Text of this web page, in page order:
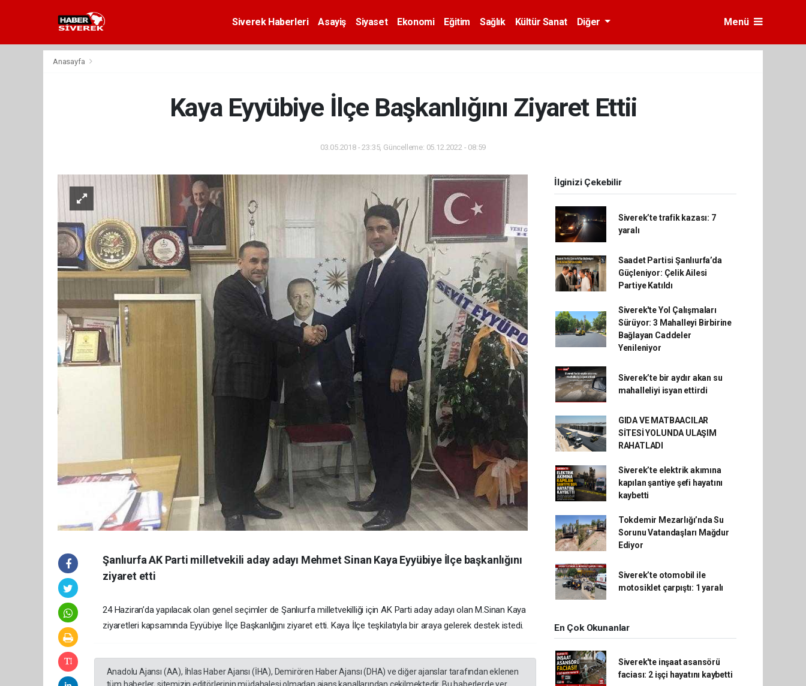
Siverek Haberleri Asayiş Siyaset Ekonomi Eğitim Sağlık Kültür Sanat Diğer Menü
Anasayfa
Kaya Eyyübiye İlçe Başkanlığını Ziyaret Ettii
03.05.2018 - 23:35, Güncelleme: 05.12.2022 - 08:59
Şanlıurfa AK Parti milletvekili aday adayı Mehmet Sinan Kaya Eyyübiye İlçe başkanlığını
ziyaret etti
24 Haziran’da yapılacak olan genel seçimler de Şanlıurfa milletvekilliği için AK Parti aday adayı olan M.Sinan Kaya
ziyaretleri kapsamında Eyyübiye İlçe Başkanlığını ziyaret etti. Kaya İlçe teşkilatıyla bir araya gelerek destek istedi.
Anadolu Ajansı (AA), İhlas Haber Ajansı (İHA), Demirören Haber Ajansı (DHA) ve diğer ajanslar tarafından eklenen
İlginizi Çekebilir
Siverek’te trafik kazası: 7
yaralı
Saadet Partisi Şanlıurfa’da
Güçleniyor: Çelik Ailesi
Partiye Katıldı
Siverek'te Yol Çalışmaları
Sürüyor: 3 Mahalleyi Birbirine
Bağlayan Caddeler
Yenileniyor
Siverek’te bir aydır akan su
mahalleliyi isyan ettirdi
GIDA VE MATBAACILAR
SİTESİ YOLUNDA ULAŞIM
RAHATLADI
Siverek’te elektrik akımına
kapılan şantiye şefi hayatını
kaybetti
Tokdemir Mezarlığı’nda Su
Sorunu Vatandaşları Mağdur
Ediyor
Siverek’te otomobil ile
motosiklet çarpıştı: 1 yaralı
En Çok Okunanlar
Siverek'te inşaat asansörü
faciası: 2 işçi hayatını kaybetti